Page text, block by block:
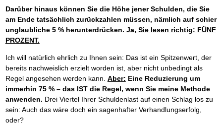
Darüber hinaus können Sie die Höhe jener Schulden, die Sie
am Ende tatsächlich zurückzahlen müssen, nämlich auf schier
unglaubliche 5 % herunterdrücken. Ja, Sie lesen richtig: FÜNF
PROZENT.
Ich will natürlich ehrlich zu Ihnen sein: Das ist ein Spitzenwert, der
bereits nachweislich erzielt worden ist, aber nicht unbedingt als
Regel angesehen werden kann. Aber: Eine Reduzierung um
immerhin 75 % – das IST die Regel, wenn Sie meine Methode
anwenden. Drei Viertel Ihrer Schuldenlast auf einen Schlag los zu
sein: Auch das wäre doch ein sagenhafter Verhandlungserfolg,
oder?